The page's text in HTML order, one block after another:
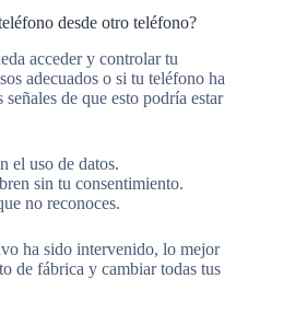
desde otro teléfono?
acceder y controlar tu
adecuados o si tu teléfono ha
de que esto podría estar
el uso de datos.
sin tu consentimiento.
no reconoces.
ha sido intervenido, lo mejor
de fábrica y cambiar todas tus